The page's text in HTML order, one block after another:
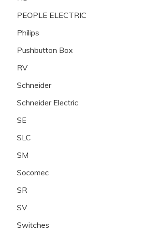
PEOPLE ELECTRIC
Philips
Pushbutton Box
RV
Schneider
Schneider Electric
SE
SLC
SM
Socomec
SR
SV
Switches